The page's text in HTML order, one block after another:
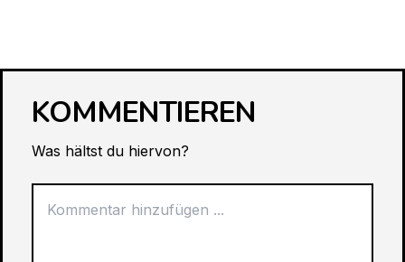
KOMMENTIEREN
Was hältst du hiervon?